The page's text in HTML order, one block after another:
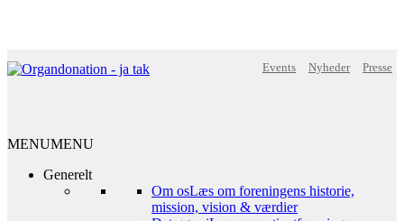
Events Nyheder Presse
MENUMENU
Generelt
Om osLæs om foreningens historie,
mission, vision & værdier